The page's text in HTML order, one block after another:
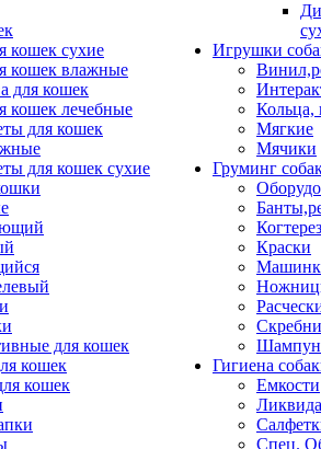
кошек сухие
кошек влажные
для кошек
кошек лечебные
для кошек
для кошек сухие
для кошек
кошек
кошек
Игрушки
Кольца,
Мягкие
Мячики
Груминг
Краски
Гигиена
Емкости
Спец.